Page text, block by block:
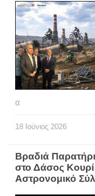
α
18 Ιούνιος 2026
Βραδιά
στο Δάσος
Αστρονομικό